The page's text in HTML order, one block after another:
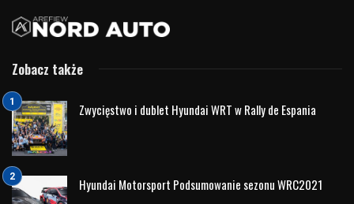
Dla każdego fana marki Škoda model Fabia III Combi w
6V9099300 F9F) to idealna propozycja — łączy w sobie
jakość, styl i kolekcjonerski charakter.
Wykonanie z metalu w skali 1:43 – trwałe i
szczegółowe odwzorowanie.